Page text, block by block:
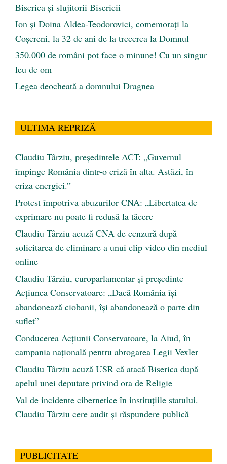
Biserica și slujitorii Bisericii
Ion și Doina Aldea-Teodorovici, comemorați la
Coșereni, la 32 de ani de la trecerea la Domnul
350.000 de români pot face o minune! Cu un singur
leu de om
Legea deocheată a domnului Dragnea
ULTIMA REPRIZĂ
Claudiu Târziu, președintele ACT: „Guvernul
împinge România dintr-o criză în alta. Astăzi, în
criza energiei.”
Protest împotriva abuzurilor CNA: „Libertatea de
exprimare nu poate fi redusă la tăcere
Claudiu Târziu acuză CNA de cenzură după
solicitarea de eliminare a unui clip video din mediul
online
Claudiu Târziu, europarlamentar și președinte
Acțiunea Conservatoare: „Dacă România își
abandonează ciobanii, își abandonează o parte din
suflet”
Conducerea Acțiunii Conservatoare, la Aiud, în
campania națională pentru abrogarea Legii Vexler
Claudiu Târziu acuză USR că atacă Biserica după
apelul unei deputate privind ora de Religie
Val de incidente cibernetice în instituțiile statului.
Claudiu Târziu cere audit și răspundere publică
PUBLICITATE